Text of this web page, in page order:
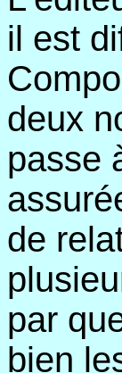
il est
deux
passe
de
par
bien